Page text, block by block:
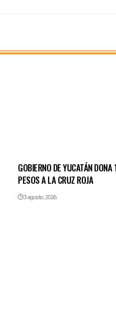
GOBIERNO DE YUCATÁN
PESOS A LA CRUZ ROJA
3 agosto, 2026